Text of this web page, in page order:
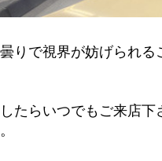
りで視界が妨げられる
たらいつでもご来店下